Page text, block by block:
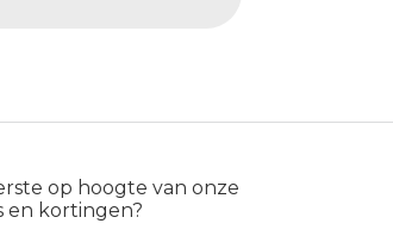
op hoogte van onze
en kortingen?